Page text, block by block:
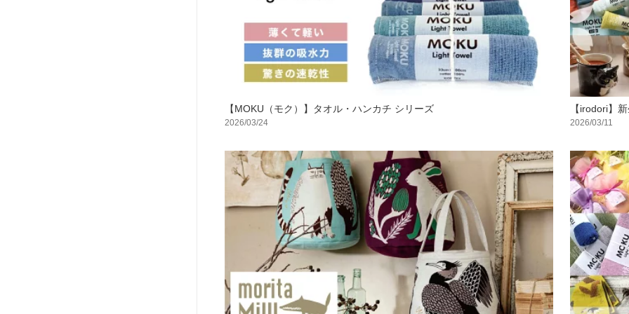
【MOKU（モク）】タオル・ハンカチ シリーズ
2026/03/24
【irodori】
2026/03/11